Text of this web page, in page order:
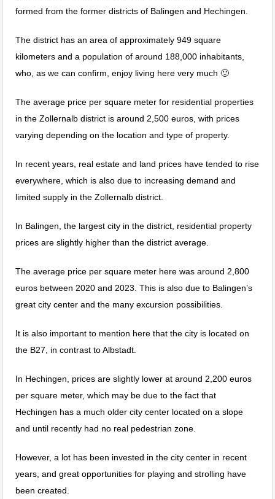
formed from the former districts of Balingen and Hechingen.
The district has an area of approximately 949 square
kilometers and a population of around 188,000 inhabitants,
who, as we can confirm, enjoy living here very much 🙂
The average price per square meter for residential properties
in the Zollernalb district is around 2,500 euros, with prices
varying depending on the location and type of property.
In recent years, real estate and land prices have tended to rise
everywhere, which is also due to increasing demand and
limited supply in the Zollernalb district.
In Balingen, the largest city in the district, residential property
prices are slightly higher than the district average.
The average price per square meter here was around 2,800
euros between 2020 and 2023. This is also due to Balingen’s
great city center and the many excursion possibilities.
It is also important to mention here that the city is located on
the B27, in contrast to Albstadt.
In Hechingen, prices are slightly lower at around 2,200 euros
per square meter, which may be due to the fact that
Hechingen has a much older city center located on a slope
and until recently had no real pedestrian zone.
However, a lot has been invested in the city center in recent
years, and great opportunities for playing and strolling have
been created.